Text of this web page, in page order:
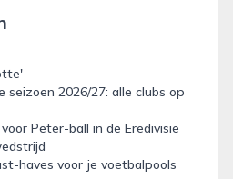
seizoen 2026/27: alle clubs op
Peter-ball in de Eredivisie
haves voor je voetbalpools